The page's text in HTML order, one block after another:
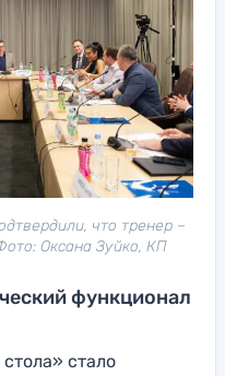
что тренер –
Оксана Зуйко, КП
функционал
стало